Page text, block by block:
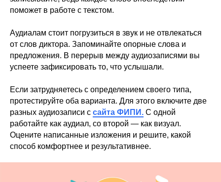
поможет в работе с текстом.
Аудиалам стоит погрузиться в звук и не отвлекаться
от слов диктора. Запоминайте опорные слова и
предложения. В перерыв между аудиозаписями вы
успеете зафиксировать то, что услышали.
Если затрудняетесь с определением своего типа,
протестируйте оба варианта. Для этого включите две
разных аудиозаписи с сайта ФИПИ. С одной
работайте как аудиал, со второй — как визуал.
Оцените написанные изложения и решите, какой
способ комфортнее и результативнее.